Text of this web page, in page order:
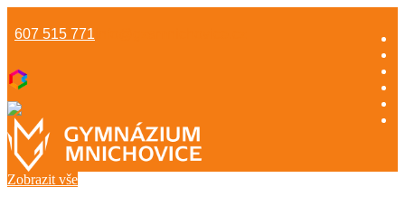
607 515 771
Zobrazit vše